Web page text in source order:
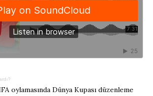
oylamasında Dünya Kupası düzenleme